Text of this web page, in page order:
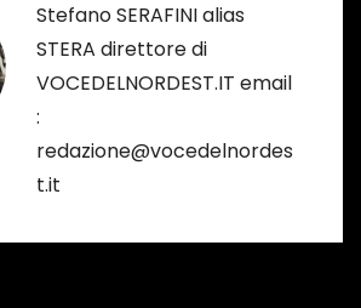
Stefano SERAFINI alias
STERA direttore di
VOCEDELNORDEST.IT email
:
redazione@vocedelnordes
t.it